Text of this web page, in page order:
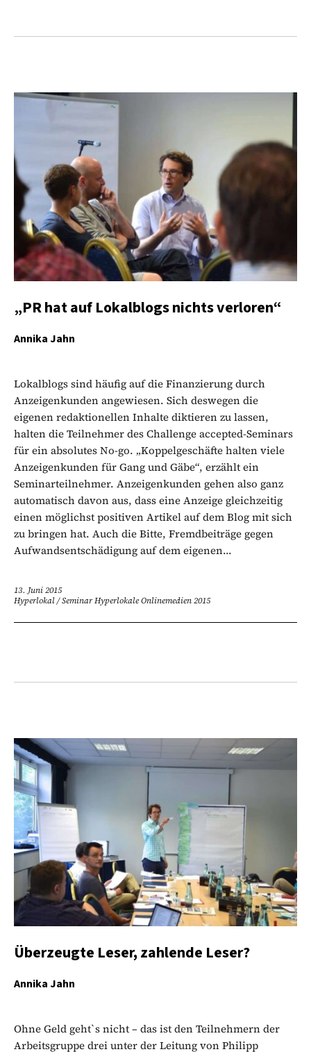
„PR hat auf Lokalblogs nichts verloren“
Annika Jahn
Lokalblogs sind häufig auf die Finanzierung durch
Anzeigenkunden angewiesen. Sich deswegen die
eigenen redaktionellen Inhalte diktieren zu lassen,
halten die Teilnehmer des Challenge accepted-Seminars
für ein absolutes No-go. „Koppelgeschäfte halten viele
Anzeigenkunden für Gang und Gäbe“, erzählt ein
Seminarteilnehmer. Anzeigenkunden gehen also ganz
automatisch davon aus, dass eine Anzeige gleichzeitig
einen möglichst positiven Artikel auf dem Blog mit sich
zu bringen hat. Auch die Bitte, Fremdbeiträge gegen
Aufwandsentschädigung auf dem eigenen...
13. Juni 2015
Hyperlokal/Seminar Hyperlokale Onlinemedien 2015
Überzeugte Leser, zahlende Leser?
Annika Jahn
Ohne Geld geht`s nicht – das ist den Teilnehmern der
Arbeitsgruppe drei unter der Leitung von Philipp